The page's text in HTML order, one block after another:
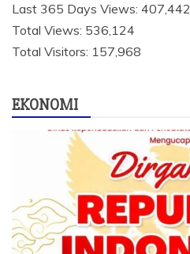
Last 365 Days Views: 407,442
Total Views: 536,124
Total Visitors: 157,968
EKONOMI